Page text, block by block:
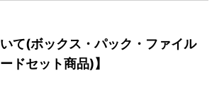
いて(ボックス・パック・ファイル
ドセット商品)】